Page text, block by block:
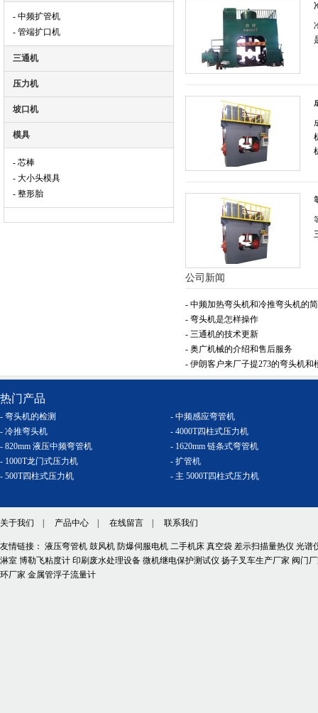
- 中频扩管机
- 管端扩口机
三通机
压力机
坡口机
模具
- 芯棒
- 大小头模具
- 整形胎
公司新闻
- 中频加热弯头机和冷推弯头机的
- 弯头机是怎样操作
- 三通机的技术更新
- 奥广机械的介绍和售后服务
- 伊朗客户来厂子提273的弯头机和
热门产品
- 弯头机的检测
- 中频感应弯管机
- 冷推弯头机
- 4000T四柱式压力机
- 820mm 液压中频弯管机
- 1620mm 链条式弯管机
- 1000T龙门式压力机
- 扩管机
- 500T四柱式压力机
- 主 5000T四柱式压力机
关于我们 产品中心 在线留言 联系我们
友情链接： 液压弯管机 鼓风机 防爆伺服电机 二手机床 真空袋 差示扫描量热仪 光谱
淋室 博勒飞粘度计 印刷废水处理设备 微机继电保护测试仪 扬子叉车生产厂家 阀门
环厂家 金属管浮子流量计